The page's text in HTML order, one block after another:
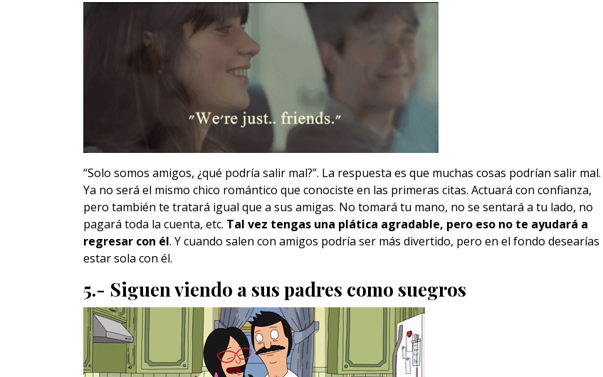
“Solo somos amigos, ¿qué podría salir mal?”. La respuesta es que muchas cosas podrían salir mal.
Ya no será el mismo chico romántico que conociste en las primeras citas. Actuará con confianza,
pero también te tratará igual que a sus amigas. No tomará tu mano, no se sentará a tu lado, no
pagará toda la cuenta, etc. Tal vez tengas una plática agradable, pero eso no te ayudará a
regresar con él. Y cuando salen con amigos podría ser más divertido, pero en el fondo desearías
estar sola con él.
5.- Siguen viendo a sus padres como suegros